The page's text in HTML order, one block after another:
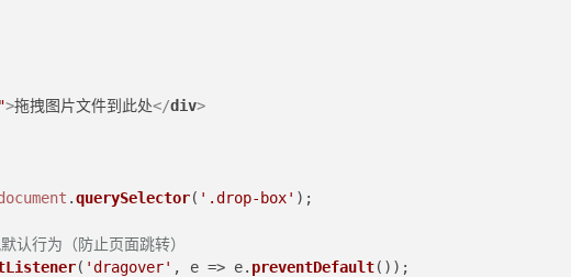
>拖拽图片文件到此处</div>
.querySelector( '.drop-box' );
行为（防止页面跳转）
( 'dragover' , e => e. preventDefault());